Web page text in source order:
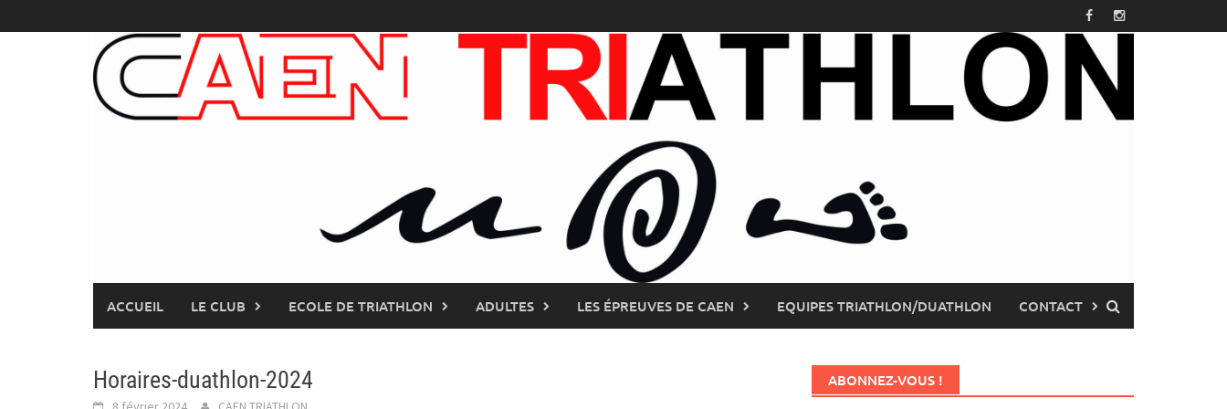
to
ACCUEIL LE CLUB ECOLE DE TRIATHLON ADULTES LES ÉPREUVES DE CAEN EQUIPES TRIATHLON/DUATHLON CONTACT
Horaires-duathlon-2024 ABONNEZ-VOUS !